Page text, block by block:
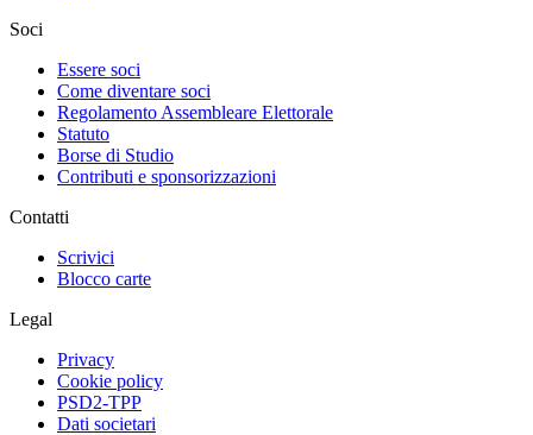
Soci
Essere soci
Come diventare soci
Regolamento Assembleare Elettorale
Statuto
Borse di Studio
Contributi e sponsorizzazioni
Contatti
Scrivici
Blocco carte
Legal
Privacy
Cookie policy
PSD2-TPP
Dati societari